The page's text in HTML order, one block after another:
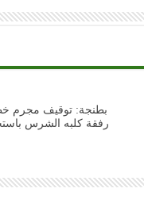
بطنجة: توقيف مجرم
رفقة كلبه الشرس